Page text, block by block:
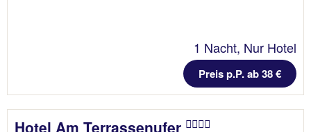
1 Nacht, Nur Hotel
Preis p.P. ab 38 €
Hotel Am Terrassenufer